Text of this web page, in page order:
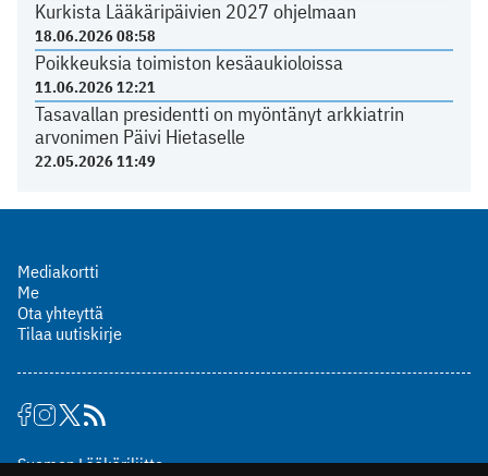
Kurkista Lääkäripäivien 2027 ohjelmaan
18.06.2026 08:58
Poikkeuksia toimiston kesäaukioloissa
11.06.2026 12:21
Tasavallan presidentti on myöntänyt arkkiatrin
arvonimen Päivi Hietaselle
22.05.2026 11:49
Mediakortti
Me
Ota yhteyttä
Tilaa uutiskirje
Suomen Lääkäriliitto